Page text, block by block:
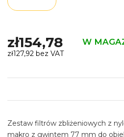
zł154,78 W
zł127,92 bez VAT
jednostkowa:
Zestaw filtrów zbliżeniowych z
makro z gwintem 77 mm do